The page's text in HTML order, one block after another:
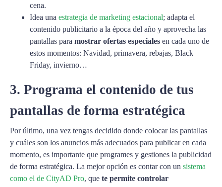
cena.
Idea una estrategia de marketing estacional; adapta el
contenido publicitario a la época del año y aprovecha las
pantallas para mostrar ofertas especiales en cada uno de
estos momentos: Navidad, primavera, rebajas, Black
Friday, invierno…
3. Programa el contenido de tus
pantallas de forma estratégica
Por último, una vez tengas decidido donde colocar las pantallas
y cuáles son los anuncios más adecuados para publicar en cada
momento, es importante que programes y gestiones la publicidad
de forma estratégica. La mejor opción es contar con un sistema
como el de CityAD Pro, que te permite controlar